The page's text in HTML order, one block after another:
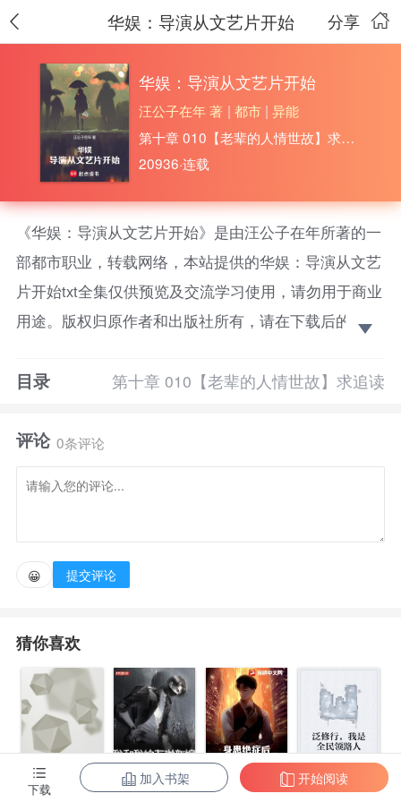
分享
华娱：导演从文艺片开始
华娱：导演从文艺片开始
汪公子在年 著 | 都市 | 异能
第十章 010【老辈的人情世故】求追读
20936·连载
《华娱：导演从文艺片开始》是由汪公子在年所著的一
部都市职业，转载网络，本站提供的华娱：导演从文艺
片开始txt全集仅供预览及交流学习使用，请勿用于商业
用途。版权归原作者和出版社所有，请在下载后的24小
年，那年文艺界百花齐放。
张国师已经起势，陈大导还在留学，第五代导演即将
声名鹊起。
体验体验大导演的快乐。
姬》，与青霞合作《朗读者》。
先夺金狮、再拿金棕榈，后擒金熊。
在文艺片领域实现大满贯后，摇身一变转行商业电
影，成为国产大片开拓者。
目录 第十章 010【老辈的人情世故】求追读
评论 0条评论
😀 提交评论
猜你喜欢
都市第一至尊 我和我的古代
身患绝症后，
泛修行，我是
下载
加入书架 开始阅读